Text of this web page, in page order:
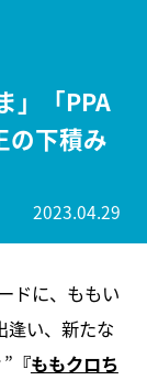
」「PPA
の下積み
2023.04.29
ドに、ももい
逢い、新たな
『ももクロち